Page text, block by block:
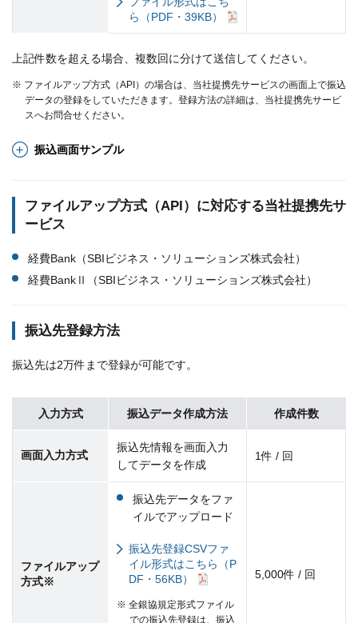
ら（PDF・39KB）
上記件数を超える場合、複数回に分けて送信してください。
※ ファイルアップ方式（API）の場合は、当社提携先サービスの画面上で振込
データの登録をしていただきます。登録方法の詳細は、当社提携先サービ
スへお問合せください。
振込画面サンプル
ファイルアップ方式（API）に対応する当社提携先サ
ービス
経費Bank（SBIビジネス・ソリューションズ株式会社）
経費BankⅡ（SBIビジネス・ソリューションズ株式会社）
振込先登録方法
振込先は2万件まで登録が可能です。
入力方式 振込データ作成方法 作成件数
画面入力方式
振込先情報を画面入力
してデータを作成
1件 / 回
ファイルアップ
方式※
振込先データをファ
イルでアップロード
振込先登録CSVファ
イル形式はこちら（P
DF・56KB）
※ 全銀協規定形式ファイル
での振込先登録は、振込
5,000件 / 回